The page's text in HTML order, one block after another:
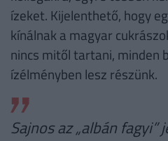
ízeket. Kijelenthető, hogy
kínálnak a magyar
nincs mitől tartani, minden
ízélményben lesz részünk.
Sajnos az „albán fagyi”